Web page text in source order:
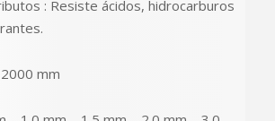
: Resiste ácidos, hidrocarburos
mm